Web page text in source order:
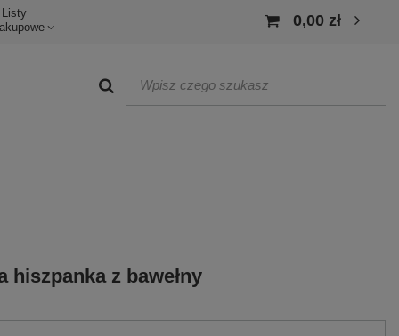
Listy
0,00 zł
hiszpanka z bawełny